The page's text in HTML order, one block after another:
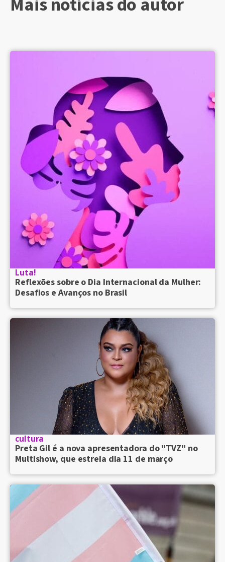
Luta!
Reflexões sobre o Dia Internacional da Mulher:
Desafios e Avanços no Brasil
cultura
Preta Gil é a nova apresentadora do "TVZ" no
Multishow, que estreia dia 11 de março